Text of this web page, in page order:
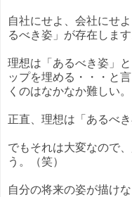
自社にせよ、会社にせ
るべき姿」が存在します
理想は「あるべき姿」
ップを埋める・・・と
くのはなかなか難しい。
正直、理想は「あるべ
でもそれは大変なので
う。（笑）
自分の将来の姿が描け